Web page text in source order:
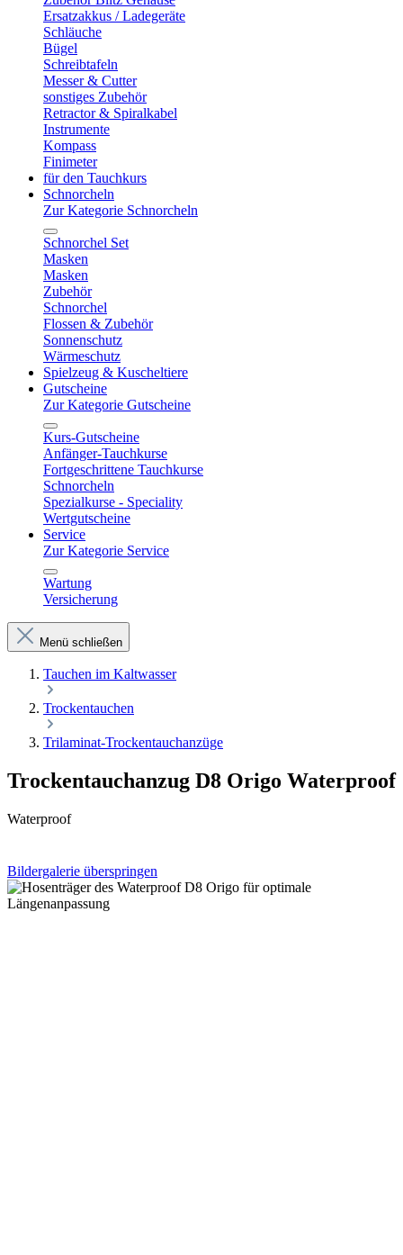
Ersatzakkus / Ladegeräte
Schläuche
Bügel
Schreibtafeln
Messer & Cutter
sonstiges Zubehör
Retractor & Spiralkabel
Instrumente
Kompass
Finimeter
für den Tauchkurs
Schnorcheln
Zur Kategorie Schnorcheln
Schnorchel Set
Masken
Masken
Zubehör
Schnorchel
Flossen & Zubehör
Sonnenschutz
Wärmeschutz
Spielzeug & Kuscheltiere
Gutscheine
Zur Kategorie Gutscheine
Kurs-Gutscheine
Anfänger-Tauchkurse
Fortgeschrittene Tauchkurse
Schnorcheln
Spezialkurse - Speciality
Wertgutscheine
Service
Zur Kategorie Service
Wartung
Versicherung
Menü schließen
Tauchen im Kaltwasser
Trockentauchen
Trilaminat-Trockentauchanzüge
Trockentauchanzug D8 Origo Waterproof
Waterproof
Bildergalerie überspringen